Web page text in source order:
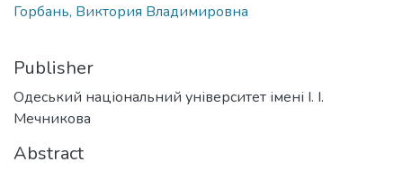
Горбань, Виктория Владимировна
Publisher
Одеський національний університет імені І. І.
Мечникова
Abstract